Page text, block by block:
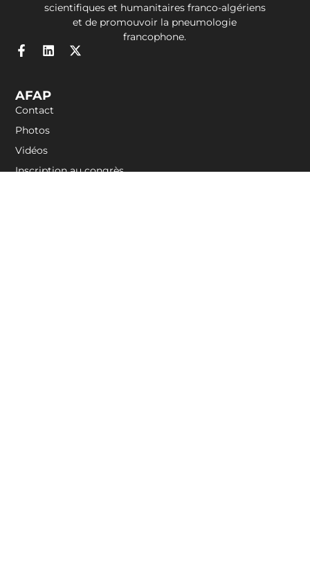
scientifiques et humanitaires franco-algériens
et de promouvoir la pneumologie
francophone.
AFAP
Contact
Photos
Vidéos
Inscription au congrès